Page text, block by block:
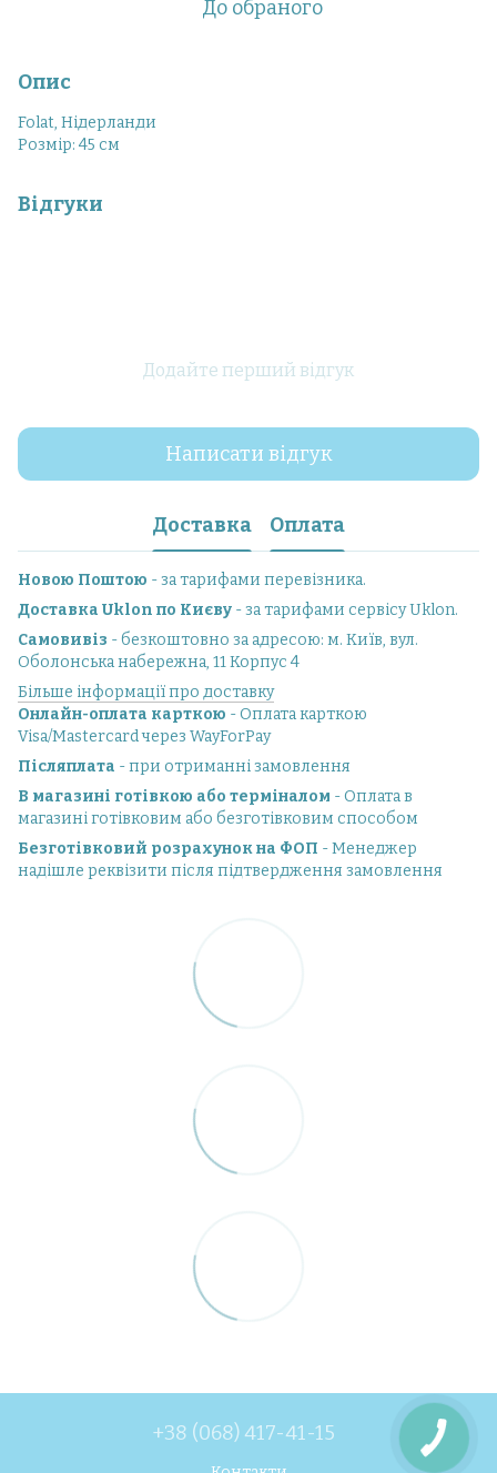
До обраного
Опис
Folat, Нідерланди
Розмір: 45 см
Відгуки
Додайте перший відгук
Написати відгук
Доставка Оплата
Новою Поштою - за тарифами перевізника.
Доставка Uklon по Києву - за тарифами сервісу Uklon.
Самовивіз - безкоштовно за адресою: м. Київ, вул.
Оболонська набережна, 11 Корпус 4
Більше інформації про доставку
Онлайн-оплата карткою - Оплата карткою
Visa/Mastercard через WayForPay
Післяплата - при отриманні замовлення
В магазині готівкою або терміналом - Оплата в
магазині готівковим або безготівковим способом
Безготівковий розрахунок на ФОП - Менеджер
надішле реквізити після підтвердження замовлення
+38 (068) 417-41-15